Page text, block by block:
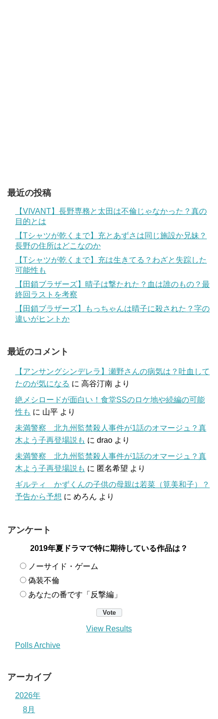
最近の投稿
【VIVANT】長野専務と太田は不倫じゃなかった？真の
目的とは
【Tシャツが乾くまで】充とあずさは同じ施設か兄妹？
長野の住所はどこなのか
【Tシャツが乾くまで】充は生きてる？わざと失踪した
可能性も
【田鎖ブラザーズ】晴子は撃たれた？血は誰のもの？最
終回ラストを考察
【田鎖ブラザーズ】もっちゃんは晴子に殺された？字の
違いがヒントか
最近のコメント
【アンサングシンデレラ】瀬野さんの病気は？吐血して
たのが気になる に 高谷汀南 より
絶メシロードが面白い！食堂SSのロケ地や続編の可能
性も に 山平 より
未満警察 北九州監禁殺人事件が1話のオマージュ？真
木よう子再登場説も に drao より
未満警察 北九州監禁殺人事件が1話のオマージュ？真
木よう子再登場説も に 匿名希望 より
ギルティ かずくんの子供の母親は若菜（筧美和子）？
予告から予想 に めろん より
アンケート
2019年夏ドラマで特に期待している作品は？
ノーサイド・ゲーム
偽装不倫
あなたの番です「反撃編」
View Results
Polls Archive
アーカイブ
2026年
8月